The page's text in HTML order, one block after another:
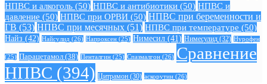
НПВС и алкоголь (50) НПВС и антибиотики (50) НПВС и
давление (50) НПВС при ОРВИ (50) НПВС при беременности и
ГВ (53) НПВС при месячных (51) НПВС при температуре (50)
Найз (42) Найсулид (26) Напроксен (25) Нимесил (41) Нимесулид (32) Нурофен
(25) Парацетамол (38) Пенталгин (25) Спазмалгон (26) Сравнение
НПВС (394) Цитрамон (30) аскорутин (26)